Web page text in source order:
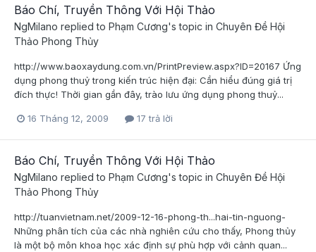
Báo Chí, Truyền Thông Với Hội Thảo
NgMilano replied to Phạm Cương's topic in Chuyên Đề Hội
Thảo Phong Thủy
http://www.baoxaydung.com.vn/PrintPreview.aspx?ID=20167 Ứng
dụng phong thuỷ trong kiến trúc hiện đại: Cần hiểu đúng giá trị
đích thực! Thời gian gần đây, trào lưu ứng dụng phong thuỷ...
16 Tháng 12, 2009 17 trả lời
Báo Chí, Truyền Thông Với Hội Thảo
NgMilano replied to Phạm Cương's topic in Chuyên Đề Hội
Thảo Phong Thủy
http://tuanvietnam.net/2009-12-16-phong-th...hai-tin-nguong-
Những phân tích của các nhà nghiên cứu cho thấy, Phong thủy
là một bộ môn khoa học xác định sự phù hợp với cảnh quan...